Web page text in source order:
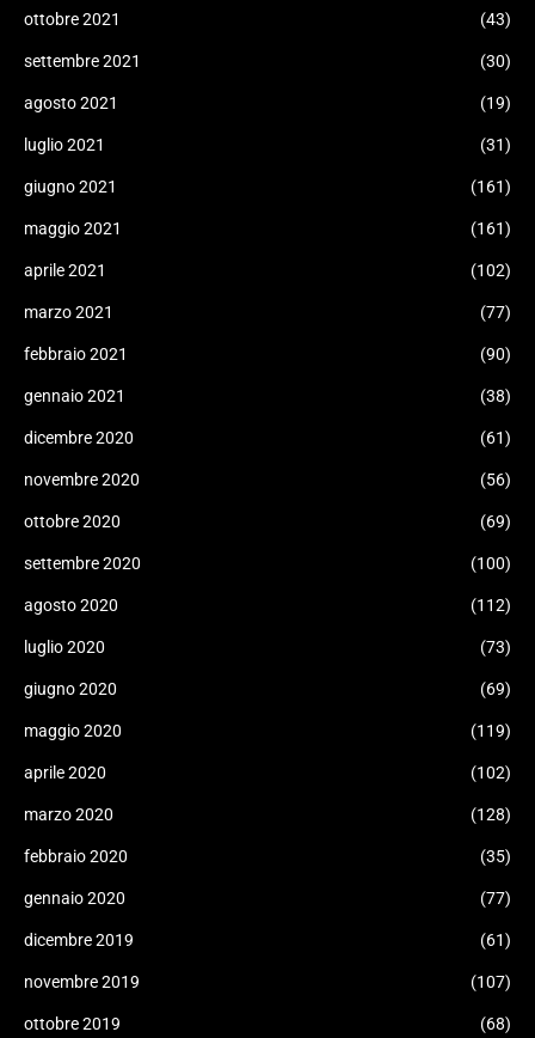
ottobre 2021 (43)
settembre 2021 (30)
agosto 2021 (19)
luglio 2021 (31)
giugno 2021 (161)
maggio 2021 (161)
aprile 2021 (102)
marzo 2021 (77)
febbraio 2021 (90)
gennaio 2021 (38)
dicembre 2020 (61)
novembre 2020 (56)
ottobre 2020 (69)
settembre 2020 (100)
agosto 2020 (112)
luglio 2020 (73)
giugno 2020 (69)
maggio 2020 (119)
aprile 2020 (102)
marzo 2020 (128)
febbraio 2020 (35)
gennaio 2020 (77)
dicembre 2019 (61)
novembre 2019 (107)
ottobre 2019 (68)